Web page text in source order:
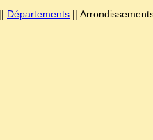
|| Départements ||